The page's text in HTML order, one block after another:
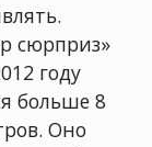
сюрприз»
году
больше 8
Оно